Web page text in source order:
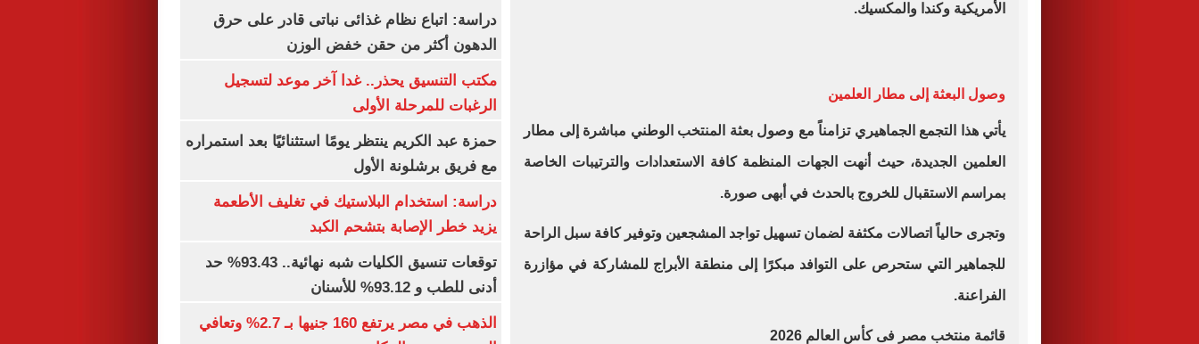
الأمريكية وكندا والمكسيك.
وصول البعثة إلى مطار العلمين
يأتي هذا التجمع الجماهيري تزامناً مع وصول بعثة المنتخب الوطني مباشرة إلى مطار
العلمين الجديدة، حيث أنهت الجهات المنظمة كافة الاستعدادات والترتيبات الخاصة
بمراسم الاستقبال للخروج بالحدث في أبهى صورة.
وتجرى حالياً اتصالات مكثفة لضمان تسهيل تواجد المشجعين وتوفير كافة سبل الراحة
للجماهير التي ستحرص على التوافد مبكرًا إلى منطقة الأبراج للمشاركة في مؤازرة
الفراعنة.
قائمة منتخب مصر فى كأس العالم 2026
دراسة: اتباع نظام غذائى نباتى قادر على حرق
الدهون أكثر من حقن خفض الوزن
مكتب التنسيق يحذر.. غدا آخر موعد لتسجيل
الرغبات للمرحلة الأولى
حمزة عبد الكريم ينتظر يومًا استثنائيًا بعد استمراره
مع فريق برشلونة الأول
دراسة: استخدام البلاستيك في تغليف الأطعمة
يزيد خطر الإصابة بتشحم الكبد
توقعات تنسيق الكليات شبه نهائية.. 93.43% حد
أدنى للطب و 93.12% للأسنان
الذهب في مصر يرتفع 160 جنيها بـ 2.7% وتعافي